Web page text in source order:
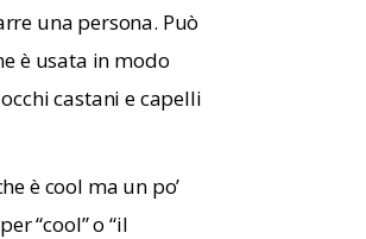
una persona. Può
è usata in modo
castani e capelli
è cool ma un po’
“cool” o “il